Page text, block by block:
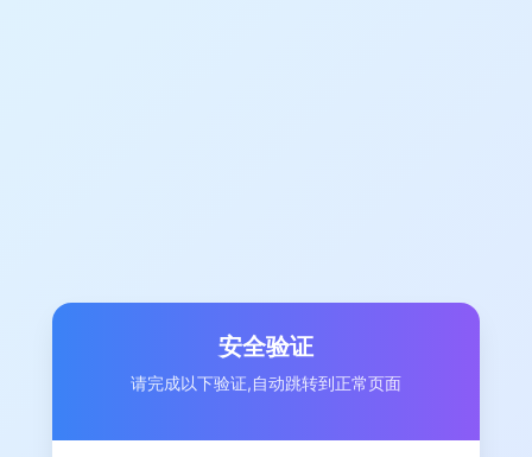
安全验证
请完成以下验证,自动跳转到正常页面